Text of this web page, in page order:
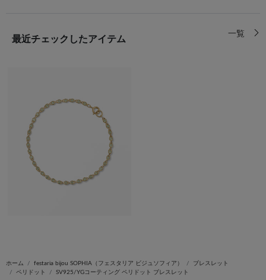
最近チェックしたアイテム
一覧
ホーム festaria bijou SOPHIA（フェスタリア ビジュソフィア）
ブレスレット
ペリドット
SV925/YGコーティング ペリドット ブレスレット